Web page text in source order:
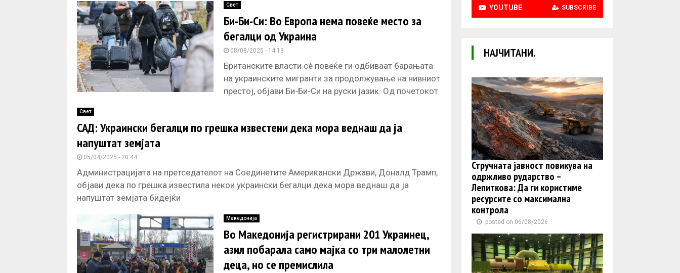
Свет
Би-Би-Си: Во Европа нема повеќе место за
бегалци од Украина
08/08/2025 - 14:13
Британските власти сè повеќе ги одбиваат барањата
на украинските мигранти за продолжување на нивниот
престој, објави Би-Би-Си на руски јазик. Од почетокот
Свет
САД: Украински бегалци по грешка известени дека мора веднаш да ја
напуштат земјата
05/04/2025 - 20:44
Администрацијата на претседателот на Соединетите Американски Држави, Доналд Трамп,
објави дека по грешка известила некои украински бегалци дека мора веднаш да ја
напуштат земјата бидејќи
Македонија
Во Македонија регистрирани 201 Украинец,
азил побарала само мајка со три малолетни
деца, но се премислила
YOUTUBE SUBSCRIBE
НАЈЧИТАНИ.
Стручната јавност повикува на
одржливо рударство –
Лепиткова: Да ги користиме
ресурсите со максимална
контрола
posted on 06/08/2026